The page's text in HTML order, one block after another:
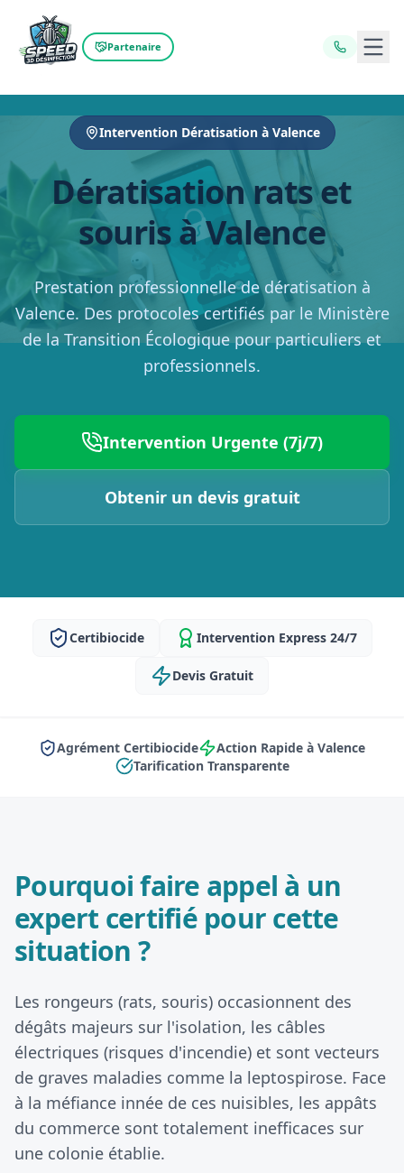
Partenaire
Intervention Dératisation à Valence
Dératisation rats et
souris à Valence
Prestation professionnelle de dératisation à
Valence. Des protocoles certifiés par le Ministère
de la Transition Écologique pour particuliers et
professionnels.
Intervention Urgente (7j/7)
Obtenir un devis gratuit
Certibiocide Intervention Express 24/7
Devis Gratuit
Agrément Certibiocide
Action Rapide à Valence
Tarification Transparente
Pourquoi faire appel à un
expert certifié pour cette
situation ?
Les rongeurs (rats, souris) occasionnent des
dégâts majeurs sur l'isolation, les câbles
électriques (risques d'incendie) et sont vecteurs
de graves maladies comme la leptospirose. Face
à la méfiance innée de ces nuisibles, les appâts
du commerce sont totalement inefficaces sur
une colonie établie.